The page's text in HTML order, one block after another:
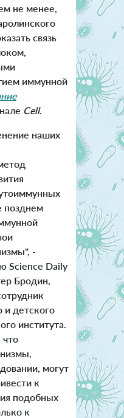
не менее,
связь
иммунной
Cell.
наших
позднем
-
Science Daily
Бродин,
и детского
института.
могут
к
подобных
к